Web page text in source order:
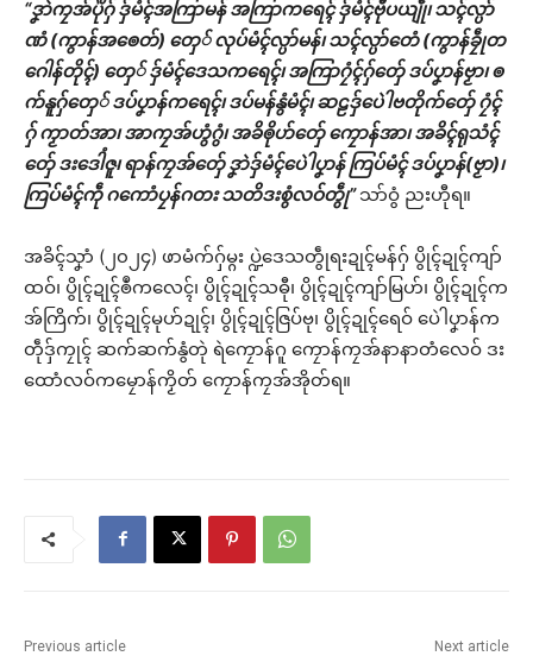
“ဒၞာဲကၠအ်ပိုဲဂှ် ဒှ်မံၚ်အကြာမန် အကြာကရေၚ် ဒှ်မံၚ်ဗီုပယျဵု၊ သၚ်လ္ပာ်
ဏံ (ကွာန်အၜေတ်) တှေ် လုပ်မံၚ်လ္ပာ်မန်၊ သၚ်လ္ပာ်တေံ (ကွာန်ခၠဵုတ
ဂေါန်တိုၚ်) တှေ် ဒှ်မံၚ်ဒေသကရေၚ်၊ အကြာဂၠံၚ်ဂှ်တှ်ေ ဒပ်ပၞာန်ဗၟာ၊ ၜ
က်နူဂှ်တှေ် ဒပ်ပၞာန်ကရေၚ်၊ ဒပ်မန်နွံမံၚ်၊ ဆဠဒှ်ပေဲါဗတိုက်တှ်ေ ဂၠံၚ်
ဂှ် ကၟာတ်အာ၊ အာကၠအ်ဟွံဂွံ၊ အခိၜိုဟ်တှ်ေ ကၠောန်အာ၊ အခိၚ်ရုသံၚ်
တှ်ေ ဒးဒေါံဇူ၊ ရာန်ကၠအ်တှ်ေ ဒၞာဲဒှ်မံၚ်ပေဲါပၞာန် ကြပ်မံၚ် ဒပ်ပၞာန်(ဗၟာ)၊
ကြပ်မံၚ်ကဵု ဂကောံပၠန်ဂတး သတိဒးစွံလဝ်တွဵု”သာ်ဝွံ ညးဟီုရ။
အခိၚ်သၞာံ (၂၀၂၄) ဖာမံက်ဂှ်မ္ဂး ပ္ဍဲဒေသတွဵုရးဍုၚ်မန်ဂှ် ပွိုၚ်ဍုၚ်ကျာ်
ထဝ်၊ ပွိုၚ်ဍုၚ်ၜဳကလေၚ်၊ ပွိုၚ်ဍုၚ်သဓီု၊ ပွိုၚ်ဍုၚ်ကျာ်မြဟ်၊ ပွိုၚ်ဍုၚ်က
အ်ကြိက်၊ ပွိုၚ်ဍုၚ်မုဟ်ဍုၚ်၊ ပွိုၚ်ဍုၚ်ဇြပ်ဗု၊ ပွိုၚ်ဍုၚ်ရေဝ် ပေဲါပၞာန်က
တဵုဒှ်ကၠုၚ် ဆက်ဆက်နွံတုဲ ရဲကၠောန်ဂူ ကၠောန်ကၠအ်နာနာတံလေဝ် ဒး
ထောံလဝ်ကမၠောန်ကၟိတ် ကၠောန်ကၠအ်အိုတ်ရ။
Previous article Next article